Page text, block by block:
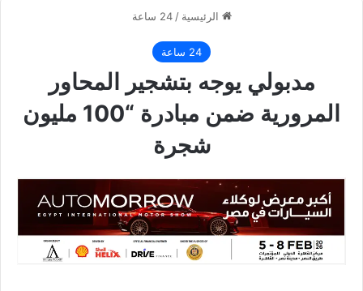
الرئيسية / 24 ساعة
24 ساعة
مدبولي يوجه بتشجير المحاور
المرورية ضمن مبادرة “100 مليون
شجرة